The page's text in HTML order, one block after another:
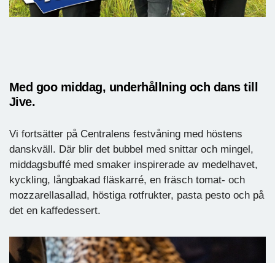
Med goo middag, underhållning och dans till
Jive.
Vi fortsätter på Centralens festvåning med höstens
danskväll. Där blir det bubbel med snittar och mingel,
middagsbuffé med smaker inspirerade av medelhavet,
kyckling, långbakad fläskarré, en fräsch tomat- och
mozzarellasallad, höstiga rotfrukter, pasta pesto och på
det en kaffedessert.